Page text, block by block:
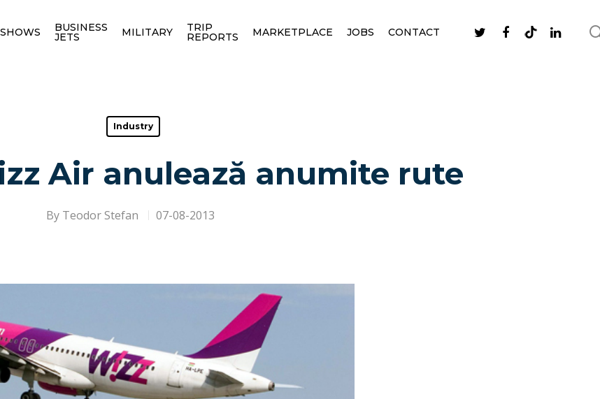
BUSINESS
JETS MILITARY TRIP
REPORTS MARKETPLACE JOBS CONTACT
Industry
Air anulează anumite rute
By Teodor Stefan 07-08-2013